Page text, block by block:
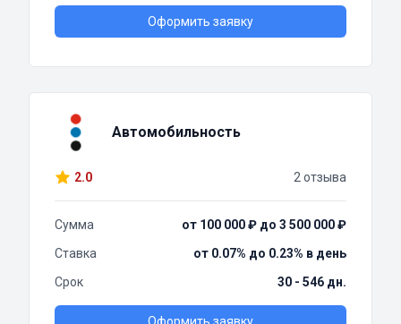
Оформить заявку
Автомобильность
2.0 2 отзыва
Сумма
от 100 000 ₽ до 3 500 000 ₽
Ставка
от 0.07% до 0.23% в день
Срок
30 - 546 дн.